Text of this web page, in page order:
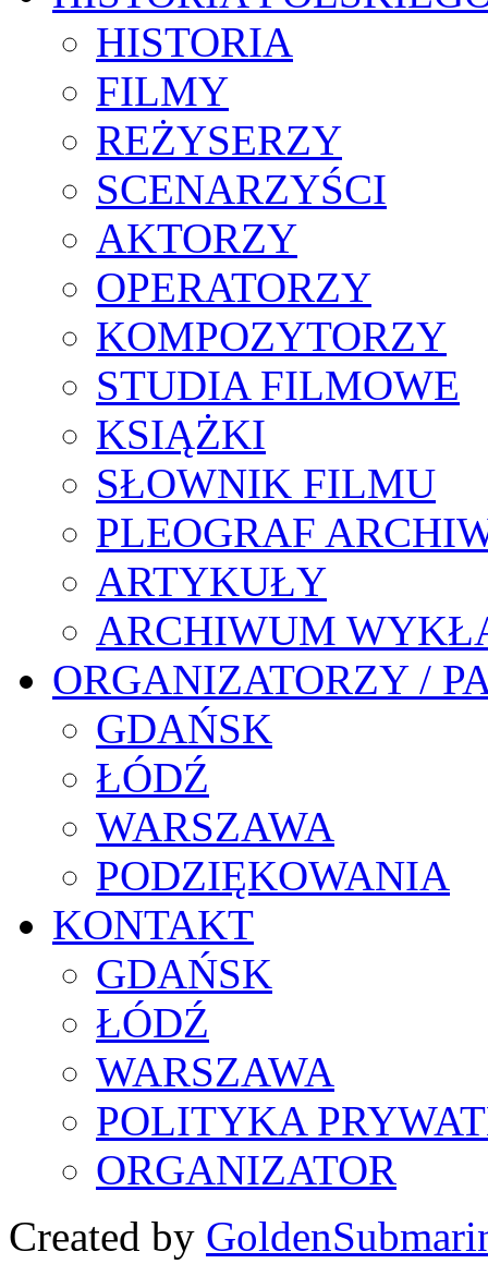
HISTORIA
FILMY
REŻYSERZY
SCENARZYŚCI
AKTORZY
OPERATORZY
KOMPOZYTORZY
STUDIA FILMOWE
KSIĄŻKI
SŁOWNIK FILMU
PLEOGRAF
ARTYKUŁY
ARCHIWUM
ORGANIZATORZY /
GDAŃSK
ŁÓDŹ
WARSZAWA
PODZIĘKOWANIA
KONTAKT
GDAŃSK
ŁÓDŹ
WARSZAWA
POLITYKA
ORGANIZATOR
Created by